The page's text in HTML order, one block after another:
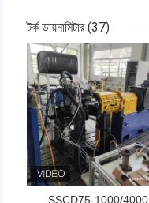
টর্ক ডায়নামিটার (37)
SSCD75-1000/4000
ভালো দাম